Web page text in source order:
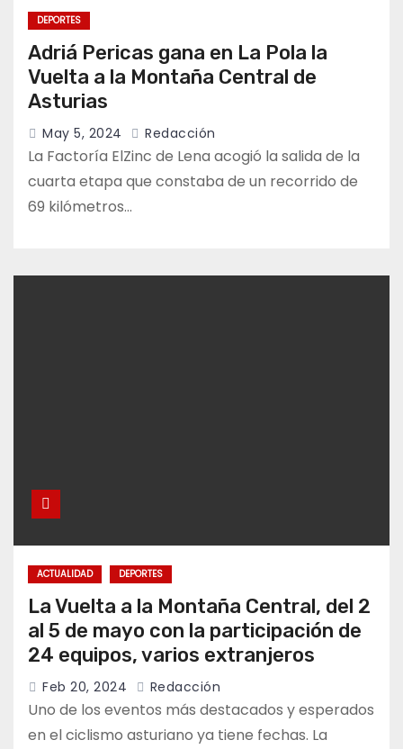
DEPORTES
Adriá Pericas gana en La Pola la
Vuelta a la Montaña Central de
Asturias
May 5, 2024 Redacción
La Factoría ElZinc de Lena acogió la salida de la
cuarta etapa que constaba de un recorrido de
69 kilómetros…
ACTUALIDAD DEPORTES
La Vuelta a la Montaña Central, del 2
al 5 de mayo con la participación de
24 equipos, varios extranjeros
Feb 20, 2024 Redacción
Uno de los eventos más destacados y esperados
en el ciclismo asturiano ya tiene fechas. La